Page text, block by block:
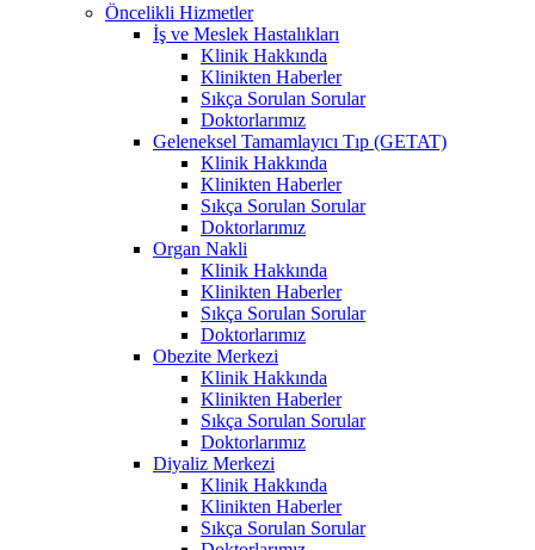
Öncelikli Hizmetler
İş ve Meslek Hastalıkları
Klinik Hakkında
Klinikten Haberler
Sıkça Sorulan Sorular
Doktorlarımız
Geleneksel Tamamlayıcı Tıp (GETAT)
Klinik Hakkında
Klinikten Haberler
Sıkça Sorulan Sorular
Doktorlarımız
Organ Nakli
Klinik Hakkında
Klinikten Haberler
Sıkça Sorulan Sorular
Doktorlarımız
Obezite Merkezi
Klinik Hakkında
Klinikten Haberler
Sıkça Sorulan Sorular
Doktorlarımız
Diyaliz Merkezi
Klinik Hakkında
Klinikten Haberler
Sıkça Sorulan Sorular